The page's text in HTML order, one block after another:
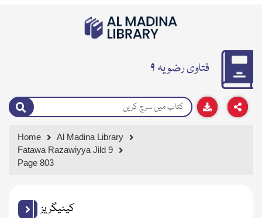
فتاوی رضویہ ۹
Home
Al Madina Library
Fatawa Razawiyya Jild 9
Page 803
کیٹیگریز